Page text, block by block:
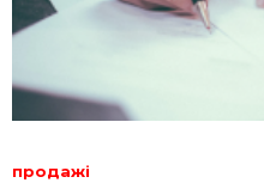
продажі